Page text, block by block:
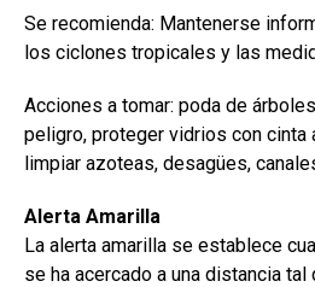
Se recomienda: Mantenerse
los ciclones tropicales y las
Acciones a tomar: poda de
peligro, proteger vidrios con cinta
limpiar azoteas, desagües,
Alerta Amarilla
La alerta amarilla se establece
se ha acercado a una distancia tal